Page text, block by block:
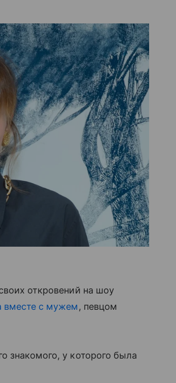
откровений на шоу
вместе с мужем , певцом
знакомого, у которого была